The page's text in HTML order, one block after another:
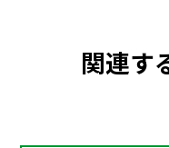
関連す